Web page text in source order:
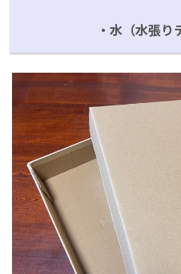
・水（水張り